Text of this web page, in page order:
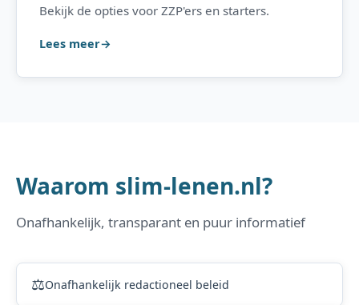
Bekijk de opties voor ZZP'ers en starters.
Lees meer
Waarom slim-lenen.nl?
Onafhankelijk, transparant en puur informatief
⚖️Onafhankelijk redactioneel beleid